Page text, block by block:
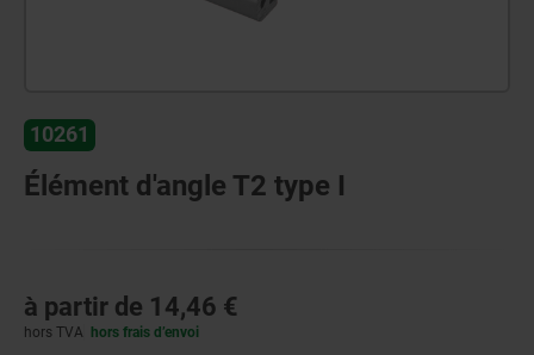
10261
Élément d'angle T2 type I
à partir de 14,46 €
hors TVA hors frais d’envoi